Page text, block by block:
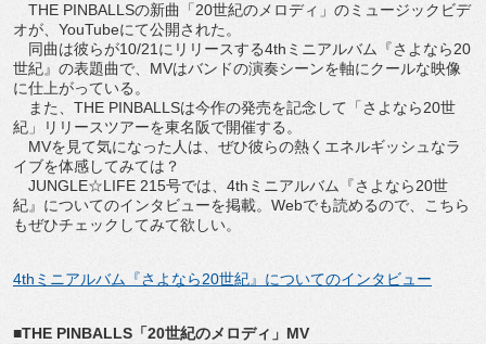
THE PINBALLSの新曲「20世紀のメロディ」のミュージックビデ
オが、YouTubeにて公開された。
同曲は彼らが10/21にリリースする4thミニアルバム『さよなら20
世紀』の表題曲で、MVはバンドの演奏シーンを軸にクールな映像
に仕上がっている。
また、THE PINBALLSは今作の発売を記念して「さよなら20世
紀」リリースツアーを東名阪で開催する。
MVを見て気になった人は、ぜひ彼らの熱くエネルギッシュなラ
イブを体感してみては？
JUNGLE☆LIFE 215号では、4thミニアルバム『さよなら20世
紀』についてのインタビューを掲載。Webでも読めるので、こちら
もぜひチェックしてみて欲しい。
4thミニアルバム『さよなら20世紀』についてのインタビュー
■THE PINBALLS「20世紀のメロディ」MV